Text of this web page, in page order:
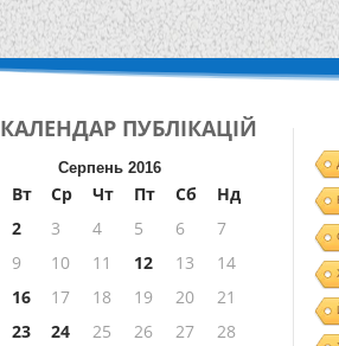
КАЛЕНДАР ПУБЛІКАЦІЙ
Серпень 2016
Вт Ср Чт Пт Сб
Нд
2 3 4 5 6
7
9 10 11 12 13
14
16 17 18 19 20
21
23 24 25 26 27 28